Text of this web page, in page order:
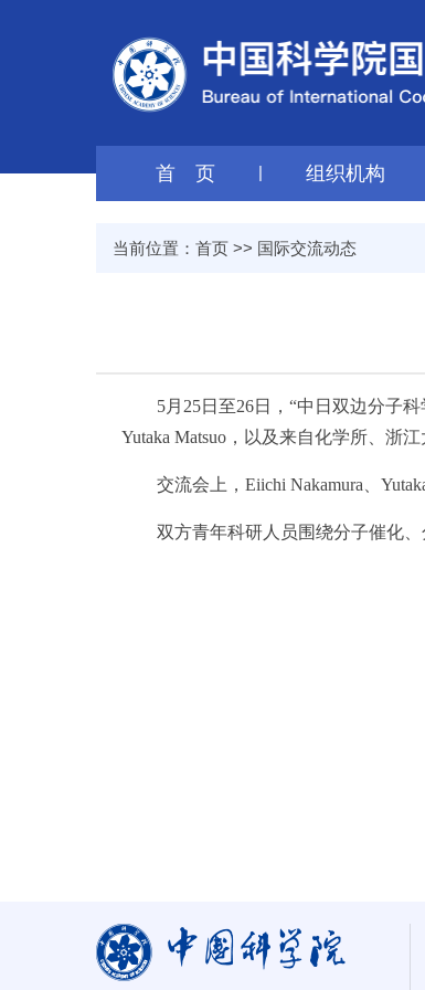
首 页 | 组织机构
当前位置： 首页 >> 国际交流动态
5月25日至26日，“中日双边分子
Yutaka Matsuo，以及来自化学所、浙
交流会上，Eiichi Nakamura、
双方青年科研人员围绕分子催化